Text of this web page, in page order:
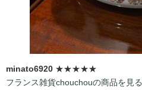
minato6920 ★★★★★
フランス雑貨chouchouの商品を見る